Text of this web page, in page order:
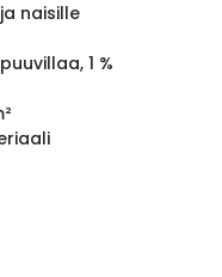
naisille
1 %